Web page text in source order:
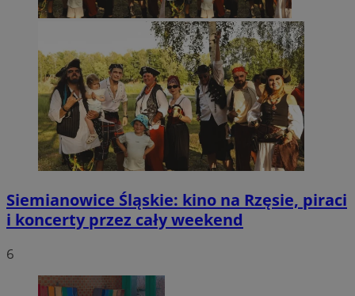
Siemianowice Śląskie: kino na Rzęsie, piraci
i koncerty przez cały weekend
6